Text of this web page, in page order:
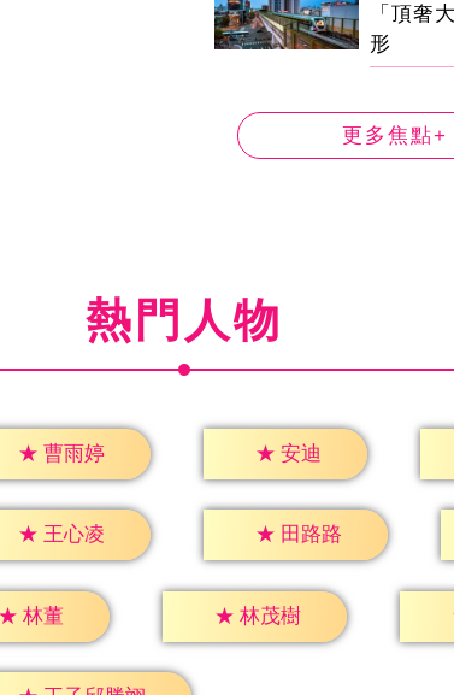
「頂奢
形
更多焦點+
熱門人物
★ 曹雨婷 ★ 安迪
★ 王心凌 ★ 田路路
★ 林董 ★ 林茂樹